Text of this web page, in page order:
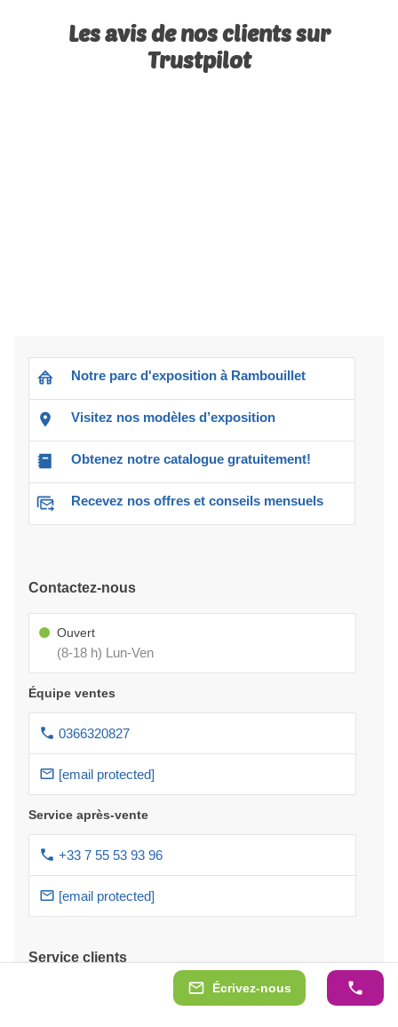
Écrivez-nous
Les avis de nos clients sur
Trustpilot
Notre parc d'exposition à Rambouillet
Visitez nos modèles d’exposition
Obtenez notre catalogue gratuitement!
Recevez nos offres et conseils mensuels
Contactez-nous
Ouvert
(8-18 h) Lun-Ven
Équipe ventes
0366320827
[email protected]
Service après-vente
+33 7 55 53 93 96
[email protected]
Service clients